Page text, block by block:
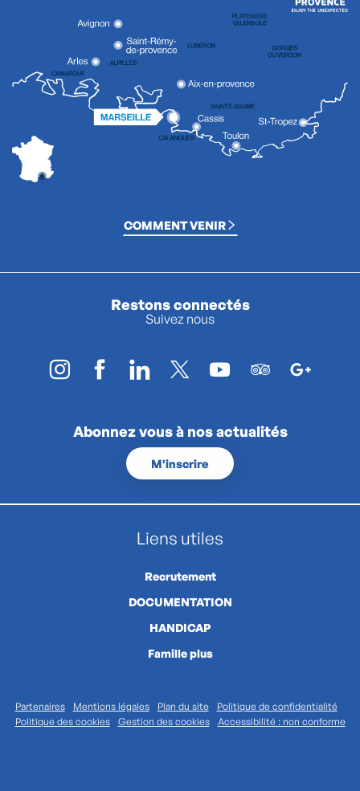
COMMENT VENIR
Restons connectés
Suivez nous
Abonnez vous à nos actualités
M'inscrire
Liens utiles
Recrutement
DOCUMENTATION
HANDICAP
Famille plus
Partenaires Mentions légales Plan du site
Politique de confidentialité
Politique des cookies
Gestion des cookies Accessibilité : non conforme